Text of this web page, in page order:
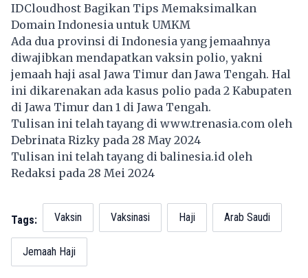
IDCloudhost Bagikan Tips Memaksimalkan
Domain Indonesia untuk UMKM
Ada dua provinsi di Indonesia yang jemaahnya
diwajibkan mendapatkan vaksin polio, yakni
jemaah haji asal Jawa Timur dan Jawa Tengah. Hal
ini dikarenakan ada kasus polio pada 2 Kabupaten
di Jawa Timur dan 1 di Jawa Tengah.
Tulisan ini telah tayang di www.trenasia.com oleh
Debrinata Rizky pada 28 May 2024
Tulisan ini telah tayang dibalinesia.id oleh
Redaksi pada 28 Mei 2024
Tags: Vaksin Vaksinasi Haji Arab Saudi
Jemaah Haji